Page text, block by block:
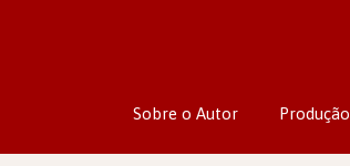
Sobre o Autor Produção